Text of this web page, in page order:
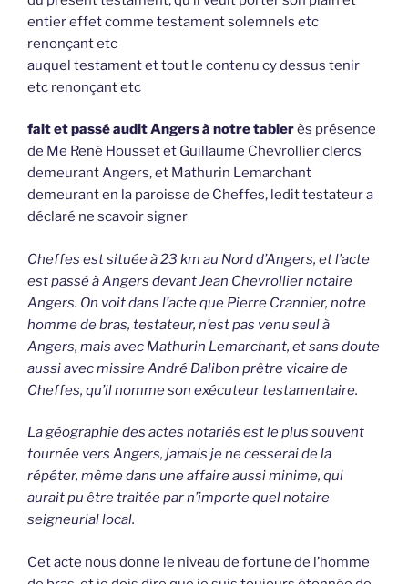
entier effet comme testament solemnels etc
renonçant etc
auquel testament et tout le contenu cy dessus tenir
etc renonçant etc
fait et passé audit Angers à notre tablerès présence
de Me René Housset et Guillaume Chevrollier clercs
demeurant Angers, et Mathurin Lemarchant
demeurant en la paroisse de Cheffes, ledit testateur a
déclaré ne scavoir signer
Cheffes est située à 23 km au Nord d’Angers, et l’acte
est passé à Angers devant Jean Chevrollier notaire
Angers. On voit dans l’acte que Pierre Crannier, notre
homme de bras, testateur, n’est pas venu seul à
Angers, mais avec Mathurin Lemarchant, et sans doute
aussi avec missire André Dalibon prêtre vicaire de
Cheffes, qu’il nomme son exécuteur testamentaire.
La géographie des actes notariés est le plus souvent
tournée vers Angers, jamais je ne cesserai de la
répéter, même dans une affaire aussi minime, qui
aurait pu être traitée par n’importe quel notaire
seigneurial local.
Cet acte nous donne le niveau de fortune de l’homme